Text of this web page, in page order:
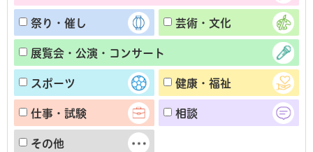
祭り・催し 芸術・文化
展覧会・公演・コンサート
スポーツ 健康・福祉
仕事・試験 相談
その他